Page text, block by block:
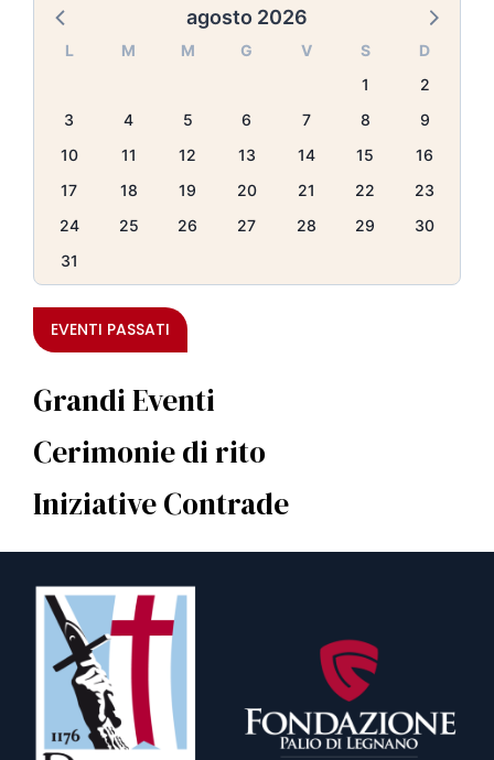
agosto 2026
L M M G V S
D
1
2
3
4 5 6 7 8
9
10
11 12 13 14 15
16
17
18 19 20 21 22
23
24
25 26 27 28 29
30
31
EVENTI PASSATI
Grandi Eventi
Cerimonie di rito
Iniziative Contrade